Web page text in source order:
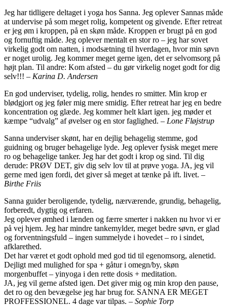
Jeg har tidligere deltaget i yoga hos Sanna. Jeg oplever Sannas måde
at undervise på som meget rolig, kompetent og givende. Efter retreat
er jeg øm i kroppen, på en skøn måde. Kroppen er brugt på en god
og fornuftig måde. Jeg oplever mentalt en stor ro – jeg har sovet
virkelig godt om natten, i modsætning til hverdagen, hvor min søvn
er noget urolig. Jeg kommer meget gerne igen, det er selvomsorg på
højt plan. Til andre: Kom afsted – du gør virkelig noget godt for dig
selv!!! – Karina D. Andersen
En god underviser, tydelig, rolig, hendes ro smitter. Min krop er
blødgjort og jeg føler mig mere smidig. Efter retreat har jeg en bedre
koncentration og glæde. Jeg kommer helt klart igen. jeg møder et
kæmpe “udvalg” af øvelser og en stor faglighed. – Lone Fløjstrup
Sanna underviser skønt, har en dejlig behagelig stemme, god
guidning og bruger behagelige lyde. Jeg oplever fysisk meget mere
ro og behagelige tanker. Jeg har det godt i krop og sind. Til dig
derude: PRØV DET, giv dig selv lov til at prøve yoga. JA, jeg vil
gerne med igen fordi, det giver så meget at tænke på ift. livet. –
Birthe Friis
Sanna guider beroligende, tydelig, nærværende, grundig, behagelig,
forberedt, dygtig og erfaren.
Jeg oplever ømhed i lænden og færre smerter i nakken nu hvor vi er
på vej hjem. Jeg har mindre tankemylder, meget bedre søvn, er glad
og forventningsfuld – ingen summelyde i hovedet – ro i sindet,
afklarethed.
Det har været et godt ophold med god tid til egenomsorg, alenetid.
Dejligt med mulighed for spa + gåtur i omegn/by, skøn
morgenbuffet – yinyoga i den rette dosis + meditation.
JA, jeg vil gerne afsted igen. Det giver mig og min krop den pause,
det ro og den bevægelse jeg har brug for. SANNA ER MEGET
PROFFESSIONEL. 4 dage var tilpas. – Sophie Torp